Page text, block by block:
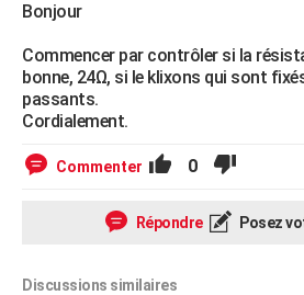
Bonjour
Commencer par contrôler si la
bonne, 24Ω, si le klixons qui sont
passants.
Cordialement.
Commenter 0
Répondre Posez
Discussions similaires